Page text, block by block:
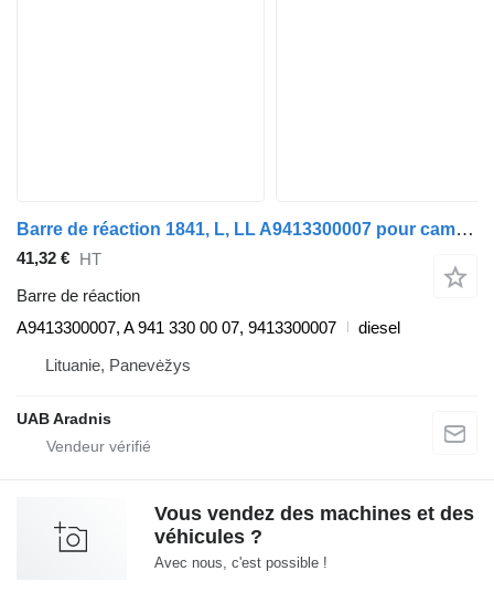
Barre de réaction 1841, L, LL A9413300007 pour camion Mercedes-Benz ACTROS MP2 / MP3
41,32 € HT
Barre de réaction
A9413300007, A 941 330 00 07, 9413300007
diesel
Lituanie, Panevėžys
UAB Aradnis
Vous vendez des machines et des
véhicules ?
Avec nous, c'est possible !